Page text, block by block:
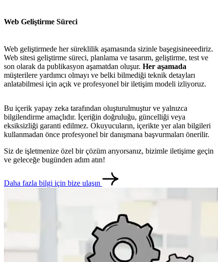
İletişim
Web Geliştirme Süreci
Web geliştirmede her süreklilik aşamasında sizinle başegisineeediriz.
Web sitesi geliştirme süreci, planlama ve tasarım, geliştirme, test ve
son olarak da publikasyon aşamatdan oluşur. Her aşamada
müşterilere yardımcı olmayı ve belki bilmediği teknik detayları
anlatabilmesi için açık ve profesyonel bir iletişim modeli izliyoruz.
Bu içerik yapay zeka tarafından oluşturulmuştur ve yalnızca
bilgilendirme amaçlıdır. İçeriğin doğruluğu, güncelliği veya
eksiksizliği garanti edilmez. Okuyucuların, içerikte yer alan bilgileri
kullanmadan önce profesyonel bir danışmana başvurmaları önerilir.
Siz de işletmenize özel bir çözüm arıyorsanız, bizimle iletişime geçin
ve geleceğe bugünden adım atın!
Daha fazla bilgi için bize ulaşın